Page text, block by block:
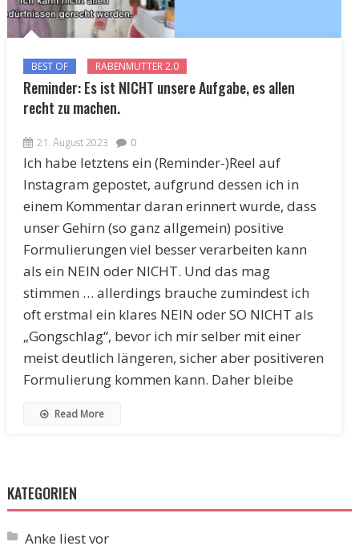
BEST OF RABENMUTTER 2.0
Reminder: Es ist NICHT unsere Aufgabe, es allen
recht zu machen.
21. August 2023 0
Ich habe letztens ein (Reminder-)Reel auf
Instagram gepostet, aufgrund dessen ich in
einem Kommentar daran erinnert wurde, dass
unser Gehirn (so ganz allgemein) positive
Formulierungen viel besser verarbeiten kann
als ein NEIN oder NICHT. Und das mag
stimmen … allerdings brauche zumindest ich
oft erstmal ein klares NEIN oder SO NICHT als
„Gongschlag“, bevor ich mir selber mit einer
meist deutlich längeren, sicher aber positiveren
Formulierung kommen kann. Daher bleibe
Read More
KATEGORIEN
Anke liest vor